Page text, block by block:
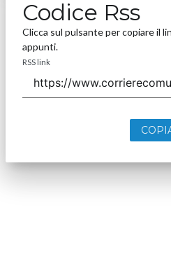
Codice Rss
Clicca sul pulsante per copiare il
appunti.
RSS link